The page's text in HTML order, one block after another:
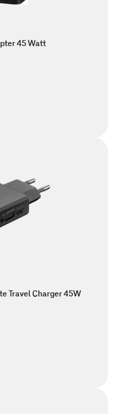
45 Watt
Travel Charger 45W